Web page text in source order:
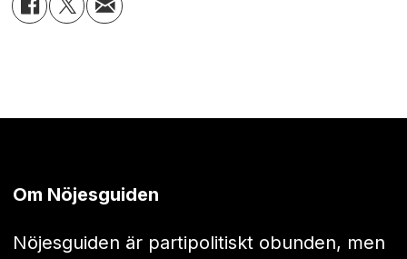
Om Nöjesguiden
Nöjesguiden är partipolitiskt obunden, men